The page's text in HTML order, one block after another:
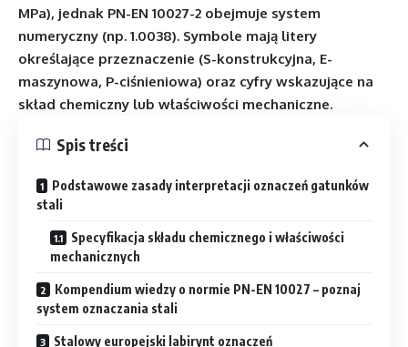
MPa), jednak PN-EN 10027-2 obejmuje system
numeryczny (np. 1.0038). Symbole mają litery
określające przeznaczenie (S-konstrukcyjna, E-
maszynowa, P-ciśnieniowa) oraz cyfry wskazujące na
skład chemiczny lub właściwości mechaniczne.
Spis treści
Podstawowe zasady interpretacji oznaczeń gatunków
stali
Specyfikacja składu chemicznego i właściwości
mechanicznych
Kompendium wiedzy o normie PN-EN 10027 – poznaj
system oznaczania stali
Stalowy europejski labirynt oznaczeń